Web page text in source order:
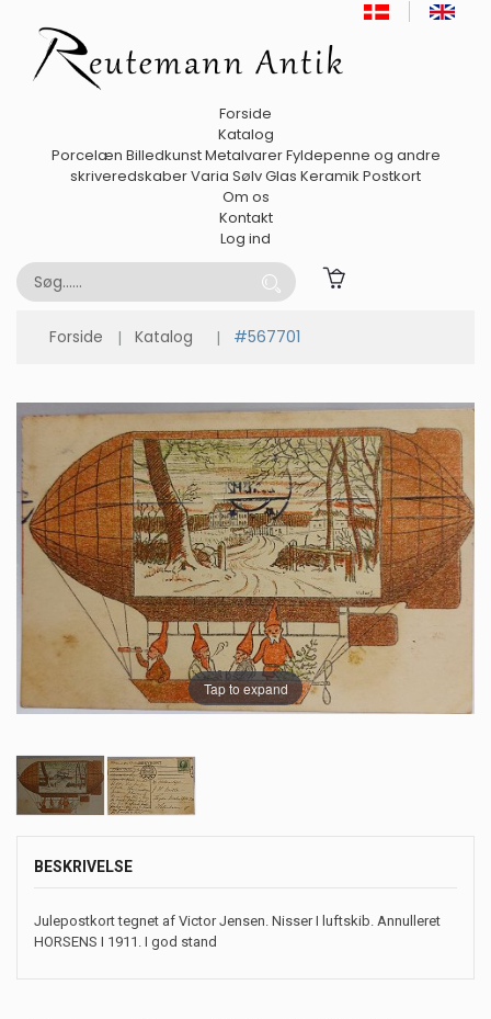
Forside
Katalog
Porcelæn BilledkunstMetalvarerFyldepenne og andre
skriveredskaberVaria SølvGlas Keramik Postkort
Om os
Kontakt
Log ind
Forside Katalog #567701
Tap to expand
BESKRIVELSE
Julepostkort tegnet af Victor Jensen. Nisser I luftskib. Annulleret
HORSENS I 1911. I god stand